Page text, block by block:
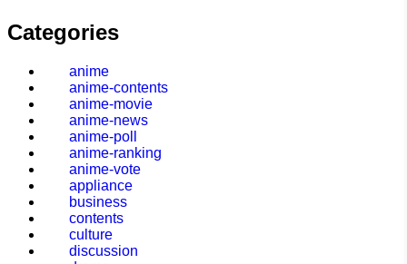
Categories
anime
anime-contents
anime-movie
anime-news
anime-poll
anime-ranking
anime-vote
appliance
business
contents
culture
discussion